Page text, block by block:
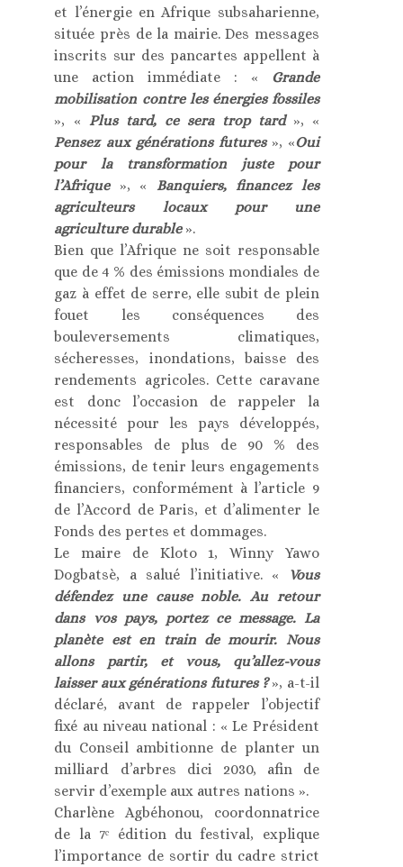
et l’énergie en Afrique subsaharienne,
située près de la mairie. Des messages
inscrits sur des pancartes appellent à
une action immédiate : « Grande
mobilisation contre les énergies fossiles
», « Plus tard, ce sera trop tard », «
Pensez aux générations futures », «Oui
pour la transformation juste pour
l’Afrique», « Banquiers, financez les
agriculteurs locaux pour une
agriculture durable ».
Bien que l’Afrique ne soit responsable
que de 4 % des émissions mondiales de
gaz à effet de serre, elle subit de plein
fouet les conséquences des
bouleversements climatiques,
sécheresses, inondations, baisse des
rendements agricoles. Cette caravane
est donc l’occasion de rappeler la
nécessité pour les pays développés,
responsables de plus de 90 % des
émissions, de tenir leurs engagements
financiers, conformément à l’article 9
de l’Accord de Paris, et d’alimenter le
Fonds des pertes et dommages.
Le maire de Kloto 1, Winny Yawo
Dogbatsè, a salué l’initiative. «
Vous
défendez une cause noble. Au retour
dans vos pays, portez ce message. La
planète est en train de mourir. Nous
allons partir, et vous, qu’allez-vous
laisser aux générations futures ? », a-t-il
déclaré, avant de rappeler l’objectif
fixé au niveau national : « Le Président
du Conseil ambitionne de planter un
milliard d’arbres dici 2030, afin de
servir d’exemple aux autres nations ».
Charlène Agbéhonou, coordonnatrice
de la 7ᵉ édition du festival, explique
l’importance de sortir du cadre strict